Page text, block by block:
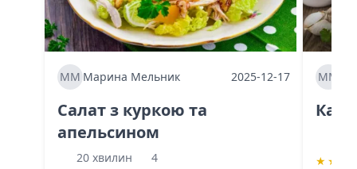
ММ Марина Мельник 2025-12-17
Салат з куркою та
апельсином
20 хвилин
4
ММ
★ ★